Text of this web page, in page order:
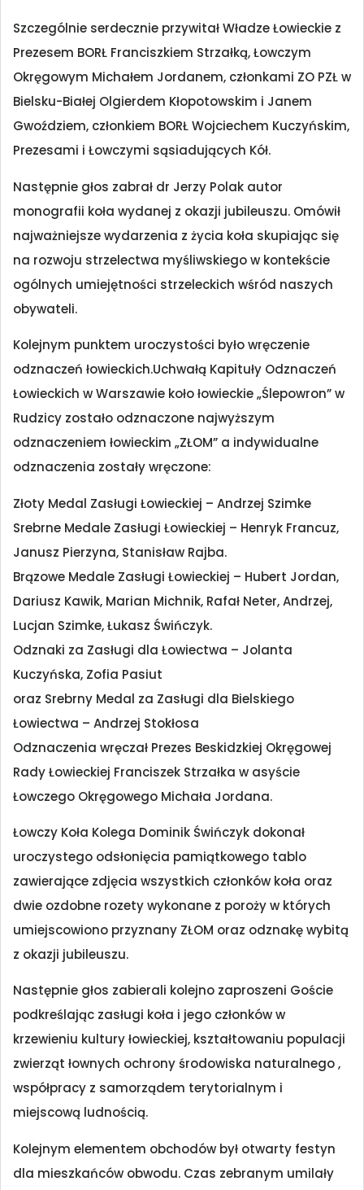
Szczególnie serdecznie przywitał Władze Łowieckie z
Prezesem BORŁ Franciszkiem Strzałką, Łowczym
Okręgowym Michałem Jordanem, członkami ZO PZŁ w
Bielsku-Białej Olgierdem Kłopotowskim i Janem
Gwoździem, członkiem BORŁ Wojciechem Kuczyńskim,
Prezesami i Łowczymi sąsiadujących Kół.
Następnie głos zabrał dr Jerzy Polak autor
monografii koła wydanej z okazji jubileuszu. Omówił
najważniejsze wydarzenia z życia koła skupiając się
na rozwoju strzelectwa myśliwskiego w kontekście
ogólnych umiejętności strzeleckich wśród naszych
obywateli.
Kolejnym punktem uroczystości było wręczenie
odznaczeń łowieckich.Uchwałą Kapituły Odznaczeń
Łowieckich w Warszawie koło łowieckie „Ślepowron” w
Rudzicy zostało odznaczone najwyższym
odznaczeniem łowieckim „ZŁOM” a indywidualne
odznaczenia zostały wręczone:
Złoty Medal Zasługi Łowieckiej – Andrzej Szimke
Srebrne Medale Zasługi Łowieckiej – Henryk Francuz,
Janusz Pierzyna, Stanisław Rajba.
Brązowe Medale Zasługi Łowieckiej – Hubert Jordan,
Dariusz Kawik, Marian Michnik, Rafał Neter, Andrzej,
Lucjan Szimke, Łukasz Świńczyk.
Odznaki za Zasługi dla Łowiectwa – Jolanta
Kuczyńska, Zofia Pasiut
oraz Srebrny Medal za Zasługi dla Bielskiego
Łowiectwa – Andrzej Stokłosa
Odznaczenia wręczał Prezes Beskidzkiej Okręgowej
Rady Łowieckiej Franciszek Strzałka w asyście
Łowczego Okręgowego Michała Jordana.
Łowczy Koła Kolega Dominik Świńczyk dokonał
uroczystego odsłonięcia pamiątkowego tablo
zawierające zdjęcia wszystkich członków koła oraz
dwie ozdobne rozety wykonane z poroży w których
umiejscowiono przyznany ZŁOM oraz odznakę wybitą
z okazji jubileuszu.
Następnie głos zabierali kolejno zaproszeni Goście
podkreślając zasługi koła i jego członków w
krzewieniu kultury łowieckiej, kształtowaniu populacji
zwierząt łownych ochrony środowiska naturalnego ,
współpracy z samorządem terytorialnym i
miejscową ludnością.
Kolejnym elementem obchodów był otwarty festyn
dla mieszkańców obwodu. Czas zebranym umilały